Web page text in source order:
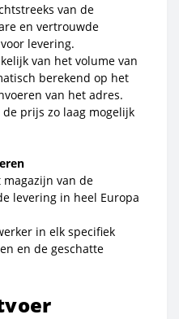
van de
en vertrouwde
levering.
van het volume van
berekend op het
van het adres.
prijs zo laag mogelijk
van de
levering in heel Europa
in elk specifiek
en de geschatte